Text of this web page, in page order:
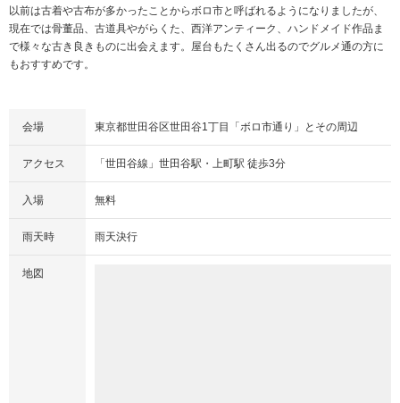
以前は古着や古布が多かったことからボロ市と呼ばれるようになりましたが、
現在では骨董品、古道具やがらくた、西洋アンティーク、ハンドメイド作品ま
で様々な古き良きものに出会えます。屋台もたくさん出るのでグルメ通の方に
もおすすめです。
会場 東京都世田谷区世田谷1丁目「ボロ市通り」とその周辺
アクセス 「世田谷線」世田谷駅・上町駅 徒歩3分
入場 無料
雨天時 雨天決行
地図